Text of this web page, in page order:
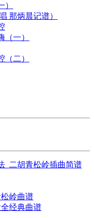
那炳晨记谱）
（一）
（二）
_二胡青松岭插曲简谱
岭曲谱
经典曲谱